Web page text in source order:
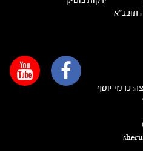
תובב"א
כרמי יוסף